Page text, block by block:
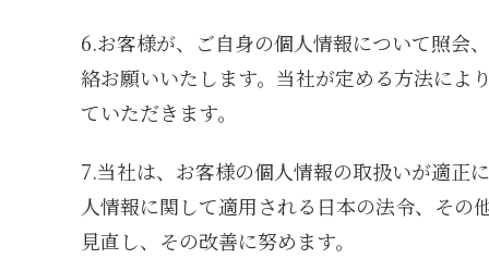
6.お客様が、ご自身の個人情報について照会
絡お願いいたします。当社が定める方法によ
ていただきます。
7.当社は、お客様の個人情報の取扱いが適正
人情報に関して適用される日本の法令、そ
見直し、その改善に努めます。